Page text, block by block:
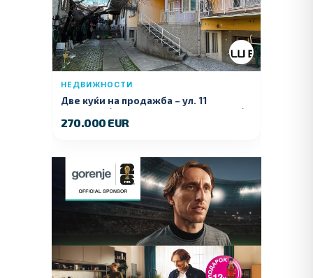
НЕДВИЖНОСТИ
Две куќи на продажба – ул. 11
Ноември (Наспроти Селман Туризам)
270.000 EUR